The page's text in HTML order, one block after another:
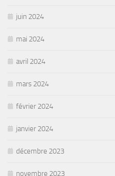
juin 2024
mai 2024
avril 2024
mars 2024
février 2024
janvier 2024
décembre 2023
novembre 2023